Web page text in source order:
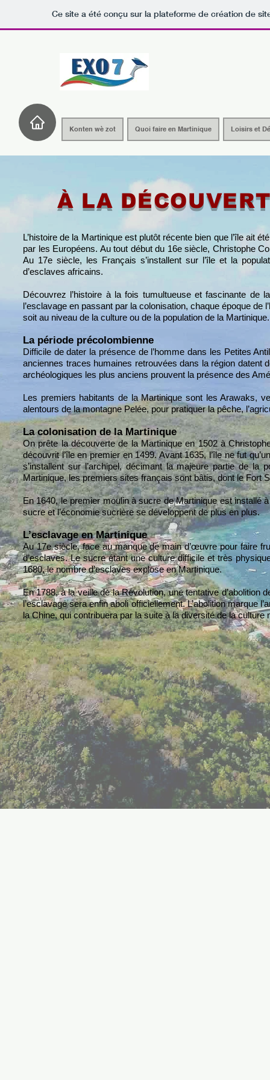
Ce site a été conçu sur la plateforme de création de
Konten wè zot Quoi faire en Martinique Loisirs et
À LA
L’histoire de la Martinique est plutôt récente bien que l’île ait
par les Européens. Au tout début du 16e siècle, Christophe
Au 17e siècle, les Français s’installent sur l’île et la
d’esclaves africains.
Découvrez l’histoire à la fois tumultueuse et fascinante de
l’esclavage en passant par la colonisation, chaque époque
soit au niveau de la culture ou de la population de la Martinique.
La période précolombienne
Difficile de dater la présence de l’homme dans les Petites
anciennes traces humaines retrouvées dans la région
archéologiques les plus anciens prouvent la présence des
Les premiers habitants de la Martinique sont les Arawaks,
alentours de la montagne Pelée, pour pratiquer la pêche,
La colonisation de la Martinique
On prête la découverte de la Martinique en 1502 à
découvrit l’île en premier en 1499. Avant 1635, l’île ne fut
s’installent sur l’archipel, décimant la majeure partie de la
Martinique, les premiers sites français sont bâtis, dont le Fort
En 1640, le premier moulin à sucre de Martinique est installé
sucre et l’économie sucrière se développent de plus en plus.
L’esclavage en Martinique
Au 17e siècle, face au manque de main d’œuvre pour faire
d’esclaves. Le sucre étant une culture difficile et très
1680, le nombre d’esclaves explose en Martinique.
En 1788, à la veille de la Révolution, une tentative d’abolition
l’esclavage sera enfin aboli officiellement. L’abolition marque
la Chine, qui contribuera par la suite à la diversité de la culture